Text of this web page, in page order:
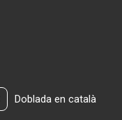
Doblada en català